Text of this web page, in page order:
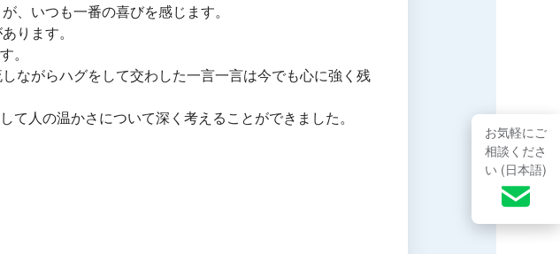
お気軽にご
相談くださ
い (日本語)
、いつも一番の喜びを感じます。
ります。
。
ながらハグをして交わした一言一言は今でも心に強く残
人の温かさについて深く考えることができました。